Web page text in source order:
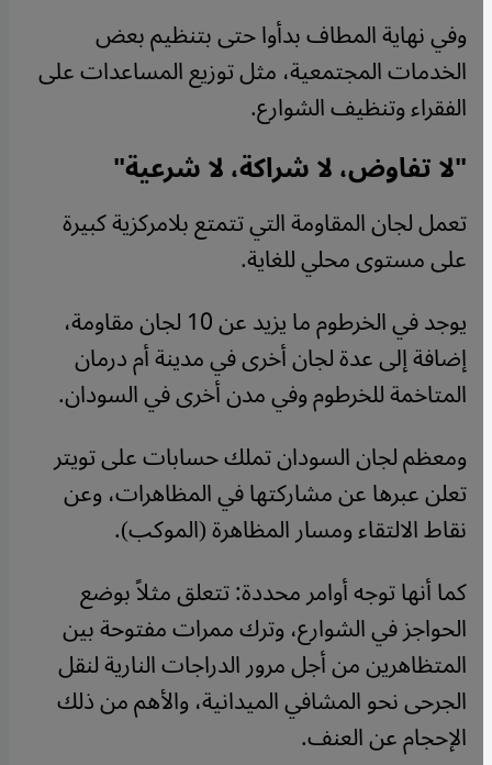
وفي نهاية المطاف بدأوا حتى بتنظيم بعض
الخدمات المجتمعية، مثل توزيع المساعدات على
الفقراء وتنظيف الشوارع.
"لا تفاوض، لا شراكة، لا شرعية"
تعمل لجان المقاومة التي تتمتع بلامركزية كبيرة
على مستوى محلي للغاية.
يوجد في الخرطوم ما يزيد عن 10 لجان مقاومة،
إضافة إلى عدة لجان أخرى في مدينة أم درمان
المتاخمة للخرطوم وفي مدن أخرى في السودان.
ومعظم لجان السودان تملك حسابات على تويتر
تعلن عبرها عن مشاركتها في المظاهرات، وعن
نقاط الالتقاء ومسار المظاهرة (الموكب).
كما أنها توجه أوامر محددة: تتعلق مثلاً بوضع
الحواجز في الشوارع، وترك ممرات مفتوحة بين
المتظاهرين من أجل مرور الدراجات النارية لنقل
الجرحى نحو المشافي الميدانية، والأهم من ذلك
الإحجام عن العنف.